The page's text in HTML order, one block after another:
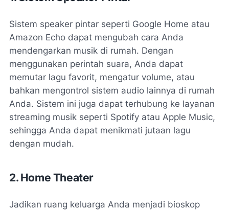
Sistem speaker pintar seperti Google Home atau
Amazon Echo dapat mengubah cara Anda
mendengarkan musik di rumah. Dengan
menggunakan perintah suara, Anda dapat
memutar lagu favorit, mengatur volume, atau
bahkan mengontrol sistem audio lainnya di rumah
Anda. Sistem ini juga dapat terhubung ke layanan
streaming musik seperti Spotify atau Apple Music,
sehingga Anda dapat menikmati jutaan lagu
dengan mudah.
2. Home Theater
Jadikan ruang keluarga Anda menjadi bioskop